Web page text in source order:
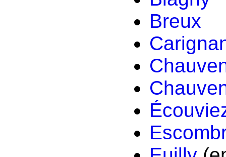
Breux